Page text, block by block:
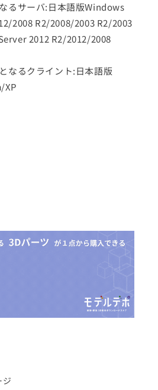
るサーバ:日本語版Windows
2008 R2/2008/2003 R2/2003
2012 R2/2012/2008
なるクライント:日本語版
XP
ジ